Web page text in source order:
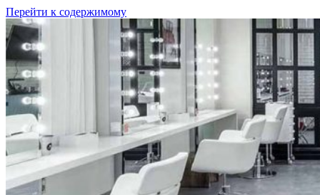
Перейти к содержимому